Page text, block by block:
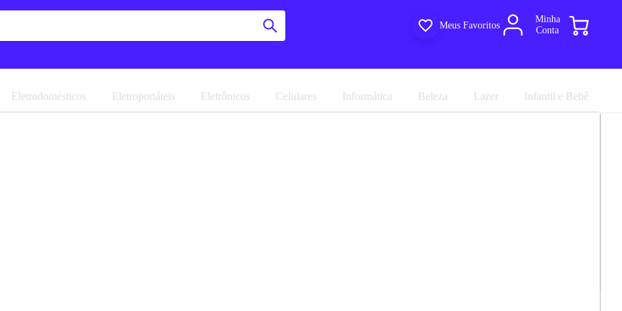
Meus Favoritos
Minha
Conta
Eletrodomésticos Eletroportáteis Eletrônicos Celulares Informática Beleza Lazer Infantil e Bebê